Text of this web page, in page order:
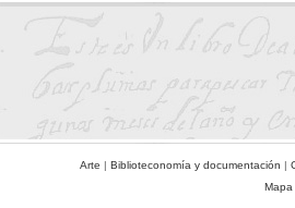
Arte | Biblioteconomía y documentación |
Mapa